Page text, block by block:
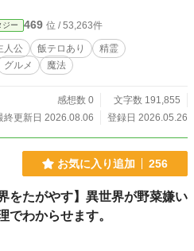
な旅へ飛び出す。 向かった先の「静寂
は、人間を激しく警戒する美しい三尾の
力が弱くて捨てられた小さな火の精霊
な力ゆえに孤独を抱えたはぐれ者たちだ
モフモフに包まれてお昼寝し、小さな火
な火加減の「焦げない温かいスープ」の美
の契約放棄が始まっていた。 最初は「お
「防壁の結界が破れる」など、じわりじ
めるように機能不全へと陥らせていく。
ジー 469 位 / 53,263件
人公 飯テロあり
精霊
グルメ 魔法
感想数 0
文字数 191,855
終更新日 2026.08.06
登録日 2026.05.26
お気に入り追加 256
をたがやす】異世界が野菜嫌い
でわからせます。